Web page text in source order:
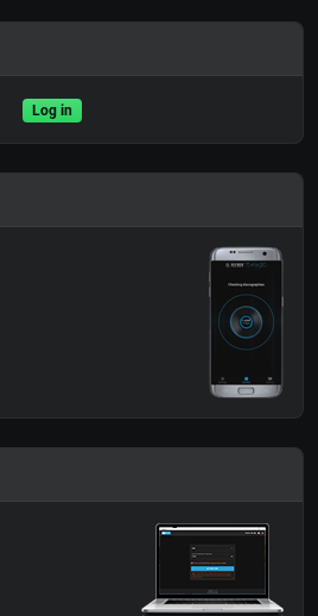
Log in